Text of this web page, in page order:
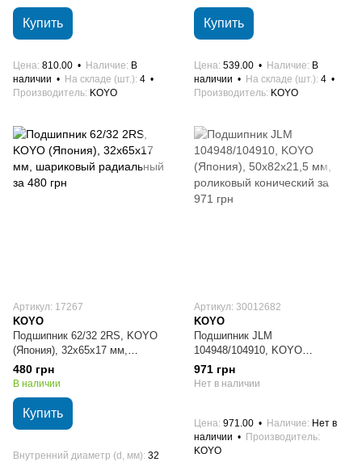
Купить
Цена 810.00 Наличие В
наличии
На складе (шт.) 4
Производитель KOYO
Купить
Цена 539.00 Наличие В
наличии
На складе (шт.) 4
Производитель KOYO
Артикул: 17267
KOYO
Подшипник 62/32 2RS, KOYO
(Япония), 32х65х17 мм,
шариковый радиальный
480 грн
В наличии
Купить
Внутренний диаметр (d, мм) 32
Артикул: 30012682
KOYO
Подшипник JLM
104948/104910, KOYO
(Япония), 50х82х21,5 мм,
роликовый конический
971 грн
Нет в наличии
Цена 971.00 Наличие Нет в
наличии
Производитель
KOYO